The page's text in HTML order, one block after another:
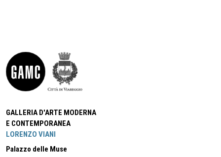
GALLERIA D'ARTE MODERNA
E CONTEMPORANEA
LORENZO VIANI
Palazzo delle Muse